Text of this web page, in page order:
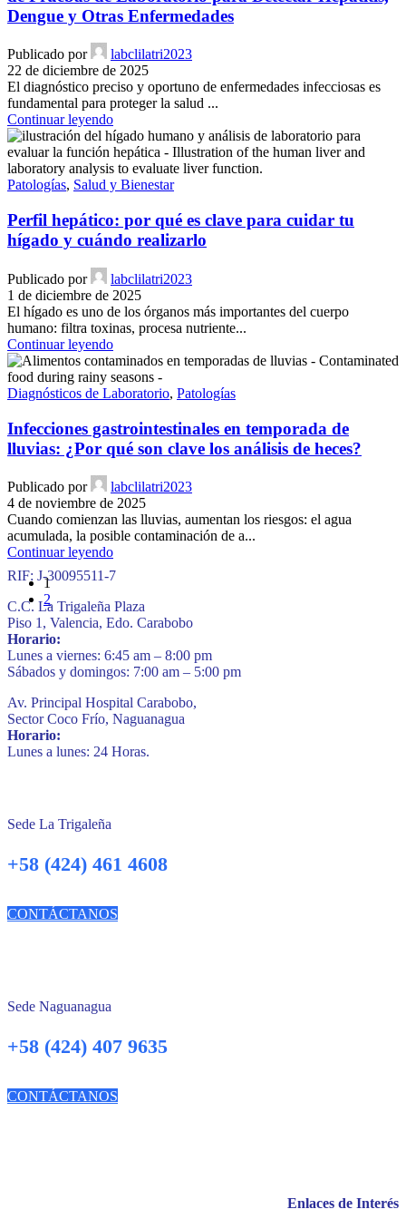
Dengue y Otras Enfermedades
Publicado por
labclilatri2023
22 de diciembre de 2025
El diagnóstico preciso y oportuno de enfermedades infecciosas es
fundamental para proteger la salud ...
Continuar leyendo
Patologías, Salud y Bienestar
Perfil hepático: por qué es clave para cuidar tu
hígado y cuándo realizarlo
Publicado por
labclilatri2023
1 de diciembre de 2025
El hígado es uno de los órganos más importantes del cuerpo
humano: filtra toxinas, procesa nutriente...
Continuar leyendo
Diagnósticos de Laboratorio, Patologías
Infecciones gastrointestinales en temporada de
lluvias: ¿Por qué son clave los análisis de heces?
Publicado por
labclilatri2023
4 de noviembre de 2025
Cuando comienzan las lluvias, aumentan los riesgos: el agua
acumulada, la posible contaminación de a...
Continuar leyendo
1
2
RIF: J-30095511-7
C.C. La Trigaleña Plaza
Piso 1, Valencia, Edo. Carabobo
Horario:
Lunes a viernes: 6:45 am – 8:00 pm
Sábados y domingos: 7:00 am – 5:00 pm
Av. Principal Hospital Carabobo,
Sector Coco Frío, Naguanagua
Horario:
Lunes a lunes: 24 Horas.
Sede La Trigaleña
+58 (424) 461 4608
CONTÁCTANOS
Sede Naguanagua
+58 (424) 407 9635
CONTÁCTANOS
Enlaces de Interés